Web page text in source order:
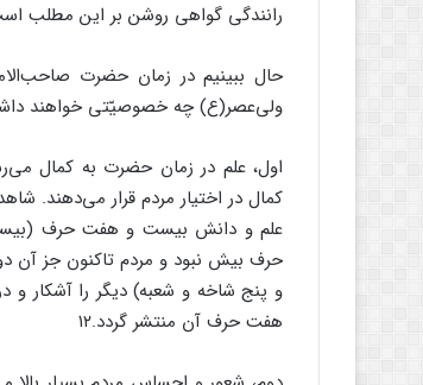
رانندگی گواهی روشن‌ بر این مطلب
حال ببینیم در زمان حضرت
ولی‌عصر(ع) چه خصوصیّتی خواهند داشت
اول، علم در زمان حضرت به کمال
کمال در اختیار مردم قرار می‌دهند.
علم و دانش بیست و هفت حرف (بیست
حرف بیش نبود و مردم تاکنون جز آن
و پنج شاخه و شعبه) دیگر را آشکار
هفت حرف آن منتشر گردد.۱۲